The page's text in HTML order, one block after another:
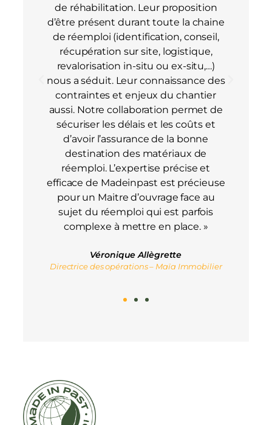
de réhabilitation. Leur proposition
d’être présent durant toute la chaine
de réemploi (identification, conseil,
récupération sur site, logistique,
revalorisation in-situ ou ex-situ,…)
nous a séduit. Leur connaissance des
contraintes et enjeux du chantier
aussi. Notre collaboration permet de
sécuriser les délais et les coûts et
d’avoir l’assurance de la bonne
destination des matériaux de
réemploi. L’expertise précise et
efficace de Madeinpast est précieuse
pour un Maitre d’ouvrage face au
sujet du réemploi qui est parfois
complexe à mettre en place. »
Véronique Allègrette
Directrice des opérations – Maïa Immobilier